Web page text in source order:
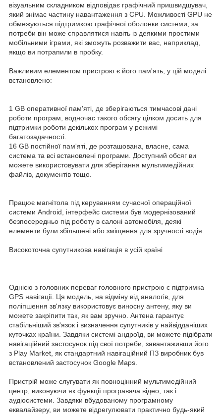
візуальним складником відповідає графічний пришвидшувач,
який знімає частину навантаження з CPU. Можливості GPU не
обмежуються підтримкою графічної оболонки системи, за
потреби він може справлятися навіть із деякими простими
мобільними іграми, які зможуть розважити вас, наприклад,
якщо ви потрапили в пробку.
Важливим елементом пристрою є його пам'ять, у цій моделі
встановлено:
1 GB оперативної пам'яті, де зберігаються тимчасові дані
роботи програм, водночас такого обсягу цілком досить для
підтримки роботи декількох програм у режимі
багатозадачності.
16 GB постійної пам'яті, де розташована, власне, сама
система та всі встановлені програми. Доступний обсяг ви
можете використовувати для зберігання мультимедійних
файлів, документів тощо.
Працює магнітола під керуванням сучасної операційної
системи Android, інтерфейс системи був модернізований
безпосередньо під роботу в салоні автомобіля, деякі
елементи були збільшені або зміщення для зручності водія.
Високоточна супутникова навігація в усій країні
Однією з головних переваг головного пристрою є підтримка
GPS навігації. Ця модель, на відміну від аналогів, для
поліпшення зв'язку використовує виносну антену, яку ви
можете закріпити так, як вам зручно. Антена гарантує
стабільніший зв'язок і визначення супутників у найвідданіших
куточках країни. Завдяки системі андроїд, ви можете підібрати
навігаційний застосунок під свої потреби, завантаживши його
з Play Market, як стандартний навігаційний ПЗ виробник був
встановлений застосунок Google Maps.
Пристрій може слугувати як повноцінний мультимедійний
центр, виконуючи як функції програвача відео, так і
аудіосистеми. Завдяки вбудованому програмному
еквалайзеру, ви можете відрегулювати практично будь-який